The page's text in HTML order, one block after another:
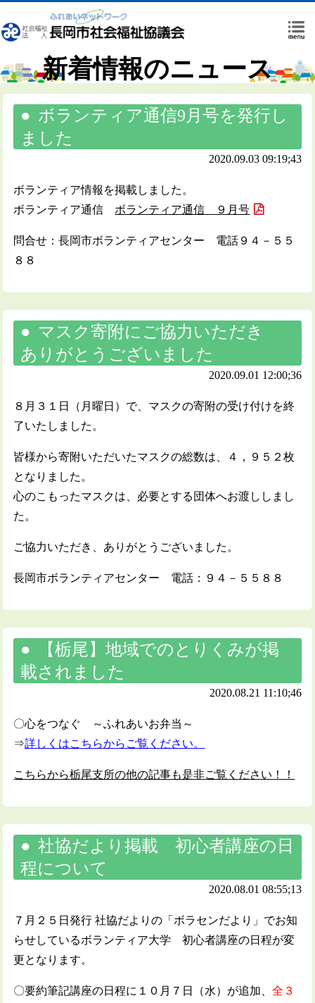
新着情報のニュース
ボランティア通信9月号を発行し
ました
2020.09.03 09:19;43
ボランティア情報を掲載しました。
ボランティア通信 ボランティア通信 ９月号
問合せ：長岡市ボランティアセンター 電話９４－５５
８８
マスク寄附にご協力いただき
ありがとうございました
2020.09.01 12:00;36
８月３１日（月曜日）で、マスクの寄附の受け付けを終
了いたしました。
皆様から寄附いただいたマスクの総数は、４，９５２枚
となりました。
心のこもったマスクは、必要とする団体へお渡ししまし
た。
ご協力いただき、ありがとうございました。
長岡市ボランティアセンター 電話：９４－５５８８
【栃尾】地域でのとりくみが掲
載されました
2020.08.21 11:10;46
〇心をつなぐ ～ふれあいお弁当～
⇒詳しくはこちらからご覧ください。
こちらから栃尾支所の他の記事も是非ご覧ください！！
社協だより掲載 初心者講座の日
程について
2020.08.01 08:55;13
７月２５日発行 社協だよりの「ボラセンだより」でお知
らせしているボランティア大学 初心者講座の日程が変
更となります。
〇要約筆記講座の日程に １０月７日（水） が追加、全３